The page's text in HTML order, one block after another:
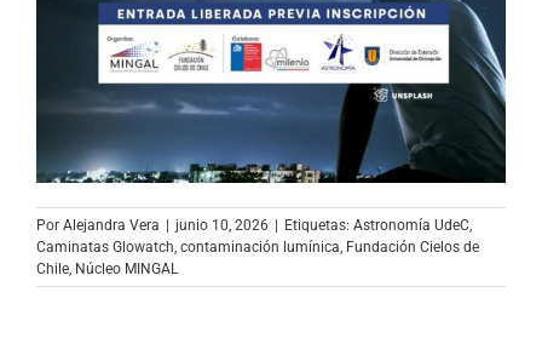
Por Alejandra Vera junio 10, 2026 Etiquetas: Astronomía UdeC,
Caminatas Glowatch, contaminación lumínica, Fundación Cielos de
Chile, Núcleo MINGAL